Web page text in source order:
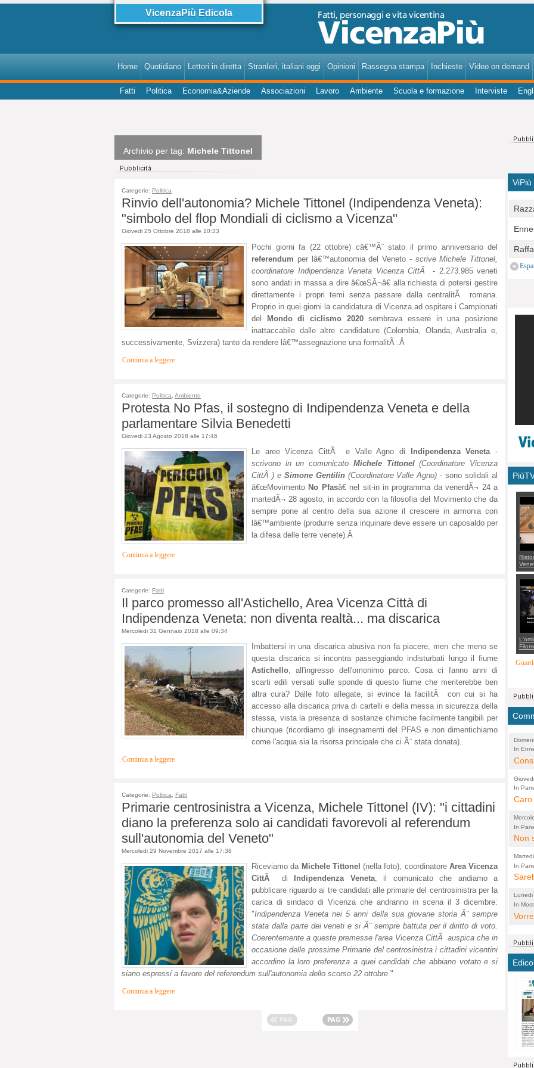
VicenzaPiù Edicola
Home Quotidiano Lettori in diretta StranIeri, italiani oggi Opinioni Rassegna stampa Inchieste Video on demand
Fatti Politica Economia&Aziende Associazioni Lavoro Ambiente Scuola e formazione Interviste
Archivio per tag: Michele Tittonel
Categorie: Politica
Rinvio dell'autonomia? Michele Tittonel (Indipendenza Veneta):
"simbolo del flop Mondiali di ciclismo a Vicenza"
Giovedi 25 Ottobre 2018 alle 10:33
Pochi giorni fa (22 ottobre) câ€™Ã¨ stato il primo anniversario del
referendum per lâ€™autonomia del Veneto - scrive Michele Tittonel,
coordinatore Indipendenza Veneta Vicenza CittÃ
- 2.273.985 veneti
sono andati in massa a dire â€œSÃ¬â€ alla richiesta di potersi gestire
direttamente i propri temi senza passare dalla centralitÃ romana.
Proprio in quei giorni la candidatura di Vicenza ad ospitare i Campionati
del
Mondo di ciclismo 2020sembrava essere in una posizione
inattaccabile dalle altre candidature (Colombia, Olanda, Australia e,
successivamente, Svizzera) tanto da rendere lâ€™assegnazione una formalitÃ .Â
Continua a leggere
Categorie: Politica, Ambiente
Protesta No Pfas, il sostegno di Indipendenza Veneta e della
parlamentare Silvia Benedetti
Giovedi 23 Agosto 2018 alle 17:46
Le aree Vicenza CittÃ e Valle Agno di Indipendenza Veneta-
scrivono in un comunicato Michele Tittonel(Coordinatore Vicenza
CittÃ ) e Simone Gentilin(Coordinatore Valle Agno) - sono solidali al
â€œMovimento No Pfasâ€ nel sit-in in programma da venerdÃ¬ 24 a
martedÃ¬ 28 agosto, in accordo con la filosofia del Movimento che da
sempre pone al centro della sua azione il crescere in armonia con
lâ€™ambiente (produrre senza inquinare deve essere un caposaldo per
la difesa delle terre venete).Â
Continua a leggere
Categorie: Fatti
Il parco promesso all'Astichello, Area Vicenza Città di
Indipendenza Veneta: non diventa realtà... ma discarica
Mercoledi 31 Gennaio 2018 alle 09:34
Imbattersi in una discarica abusiva non fa piacere, men che meno se
questa discarica si incontra passeggiando indisturbati lungo il fiume
Astichello, all'ingresso dell'omonimo parco. Cosa ci fanno anni di
scarti edili versati sulle sponde di questo fiume che meriterebbe ben
altra cura? Dalle foto allegate, si evince la facilitÃ con cui si ha
accesso alla discarica priva di cartelli e della messa in sicurezza della
stessa, vista la presenza di sostanze chimiche facilmente tangibili per
chiunque (ricordiamo gli insegnamenti del PFAS e non dimentichiamo
come l'acqua sia la risorsa principale che ci Ã¨ stata donata).
Continua a leggere
Categorie: Politica, Fatti
Primarie centrosinistra a Vicenza, Michele Tittonel (IV): "i cittadini
diano la preferenza solo ai candidati favorevoli al referendum
sull'autonomia del Veneto"
Mercoledi 29 Novembre 2017 alle 17:38
Riceviamo da Michele Tittonel (nella foto), coordinatore Area Vicenza
CittÃ di Indipendenza Veneta, il comunicato che andiamo a
pubblicare riguardo ai tre candidati alle primarie del centrosinistra per la
carica di sindaco di Vicenza che andranno in scena il 3 dicembre:
"Indipendenza Veneta nei 5 anni della sua giovane storia Ã¨ sempre
stata dalla parte dei veneti e si Ã¨ sempre battuta per il diritto di voto.
Coerentemente a queste premesse l'area Vicenza CittÃ auspica che in
occasione delle prossime Primarie del centrosinistra i cittadini vicentini
accordino la loro preferenza a quei candidati che abbiano votato e si
siano espressi a favore del referendum sull'autonomia dello scorso 22 ottobre."
Continua a leggere
ViPiù
per
E
con
In
per
che
qui
PER
In
Caro
sono
(non
dal
Ora
la
ma
In
Non
la
a
In
città,
In
di
e
alta